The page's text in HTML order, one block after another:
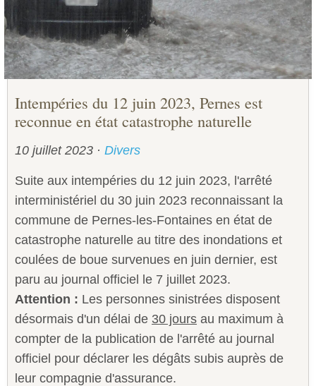
Intempéries du 12 juin 2023, Pernes est
reconnue en état catastrophe naturelle
10 juillet 2023 · Divers
Suite aux intempéries du 12 juin 2023, l'arrêté
interministériel du 30 juin 2023 reconnaissant la
commune de Pernes-les-Fontaines en état de
catastrophe naturelle au titre des inondations et
coulées de boue survenues en juin dernier, est
paru au journal officiel le 7 juillet 2023.
Attention : Les personnes sinistrées disposent
désormais d'un délai de 30 jours au maximum à
compter de la publication de l'arrêté au journal
officiel pour déclarer les dégâts subis auprès de
leur compagnie d'assurance.